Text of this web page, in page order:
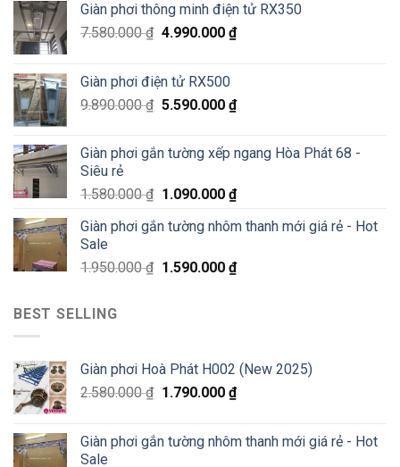
Đống
Đa
Đông
–
Siêu
chỉ
200K
Giàn phơi thông minh điện tử RX350
7.580.000₫ 4.990.000 ₫
Giàn phơi điện tử RX500
9.890.000₫ 5.590.000 ₫
Giàn phơi gắn tường xếp ngang Hòa Phát 68 -
Siêu rẻ
1.580.000₫ 1.090.000 ₫
Giàn phơi gắn tường nhôm thanh mới giá rẻ - Hot
Sale
1.950.000₫ 1.590.000 ₫
BEST SELLING
Giàn phơi Hoà Phát H002 (New 2025)
2.580.000₫ 1.790.000 ₫
Giàn phơi gắn tường nhôm thanh mới giá rẻ - Hot
Sale